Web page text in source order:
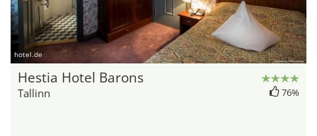
hotel.de
Hestia Hotel Barons
Tallinn 76%